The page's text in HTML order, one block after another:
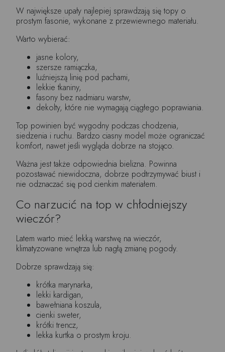
W największe upały najlepiej sprawdzają się topy o
prostym fasonie, wykonane z przewiewnego materiału.
Warto wybierać:
jasne kolory,
szersze ramiączka,
luźniejszą linię pod pachami,
lekkie tkaniny,
fasony bez nadmiaru warstw,
dekolty, które nie wymagają ciągłego poprawiania.
Top powinien być wygodny podczas chodzenia,
siedzenia i ruchu. Bardzo ciasny model może ograniczać
komfort, nawet jeśli wygląda dobrze na stojąco.
Ważna jest także odpowiednia bielizna. Powinna
pozostawać niewidoczna, dobrze podtrzymywać biust i
nie odznaczać się pod cienkim materiałem.
Co narzucić na top w chłodniejszy
wieczór?
Latem warto mieć lekką warstwę na wieczór,
klimatyzowane wnętrza lub nagłą zmianę pogody.
Dobrze sprawdzają się:
krótka marynarka,
lekki kardigan,
bawełniana koszula,
cienki sweter,
krótki trencz,
lekka kurtka o prostym kroju.